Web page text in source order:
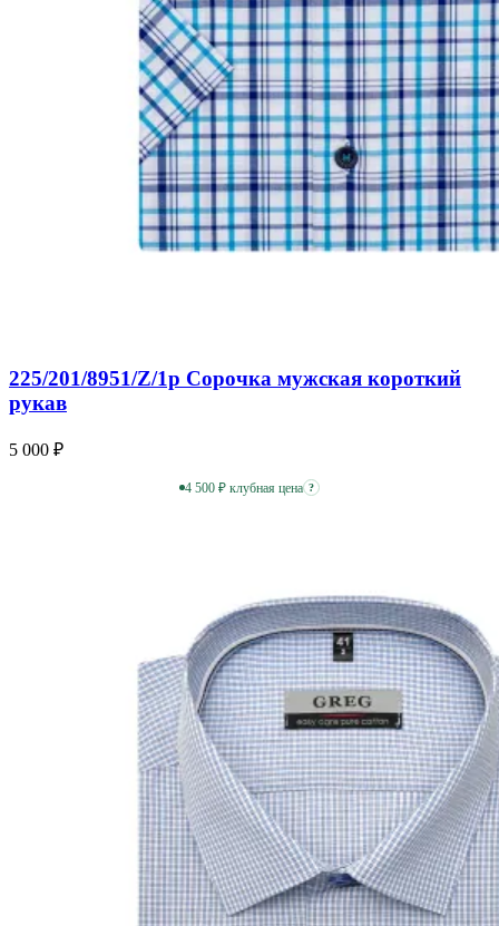
225/201/8951/Z/1p Сорочка мужская короткий
рукав
5 000 ₽
4 500 ₽ клубная цена ?